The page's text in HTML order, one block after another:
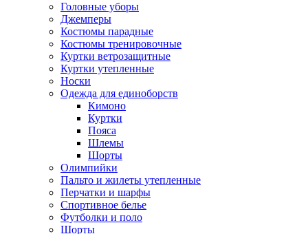
Головные уборы
Джемперы
Костюмы парадные
Костюмы тренировочные
Куртки ветрозащитные
Куртки утепленные
Носки
Одежда для единоборств
Кимоно
Куртки
Пояса
Шлемы
Шорты
Олимпийки
Пальто и жилеты утепленные
Перчатки и шарфы
Спортивное белье
Футболки и поло
Шорты